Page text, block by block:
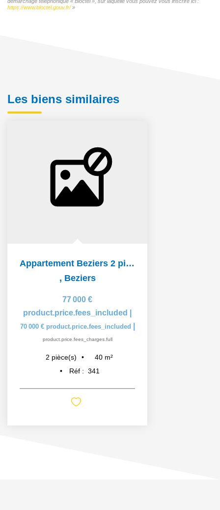
https://www.bloctel.gouv.fr/»
Les biens similaires
Appartement Beziers 2 pièce(s) 39.64 m2
, Beziers
77 000 €
product.price.fees_included
70 000 € product.price.fees_included
product.price.fees_charges.full
2 pièce(s) 40 m²
Réf : 341